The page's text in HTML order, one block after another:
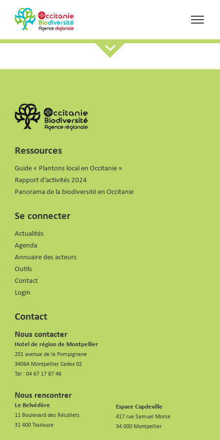
Ressources
Guide « Plantons local en Occitanie »
Rapport d’activités 2024
Panorama de la biodiversité en Occitanie
Se connecter
Actualités
Agenda
Annuaire des acteurs
Outils
Contact
Login
Contact
Nous contacter
Hotel de région de Montpellier
201 avenue de la Pompignane
34064 Montpellier Cedex 02
Tel : 04 67 17 87 46
Nous rencontrer
Le Belvédère
11 Boulevard des Récollets
31 400 Toulouse
Espace Capdeville
417 rue Samuel Morse
34 000 Montpellier